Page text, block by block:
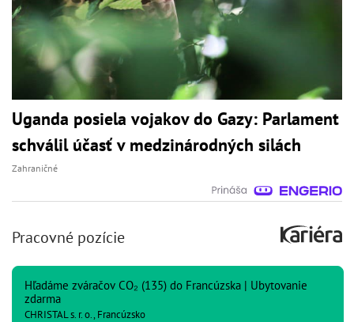
Uganda posiela vojakov do Gazy: Parlament
schválil účasť v medzinárodných silách
Zahraničné
Pracovné pozície
Hľadáme zváračov CO₂ (135) do Francúzska | Ubytovanie
zdarma
CHRISTAL s. r. o., Francúzsko